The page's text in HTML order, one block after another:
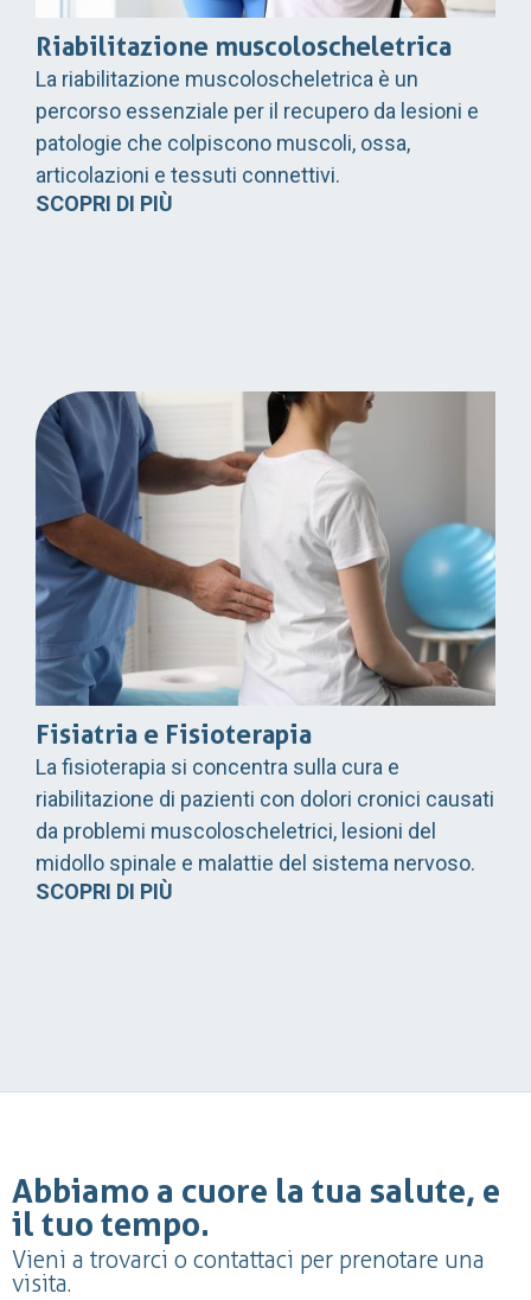
Riabilitazione muscoloscheletrica
La riabilitazione muscoloscheletrica è un
percorso essenziale per il recupero da lesioni e
patologie che colpiscono muscoli, ossa,
articolazioni e tessuti connettivi.
SCOPRI DI PIÙ
Fisiatria e Fisioterapia
La fisioterapia si concentra sulla cura e
riabilitazione di pazienti con dolori cronici causati
da problemi muscoloscheletrici, lesioni del
midollo spinale e malattie del sistema nervoso.
SCOPRI DI PIÙ
Abbiamo a cuore la tua salute, e
il tuo tempo.
Vieni a trovarci o contattaci per prenotare una
visita.